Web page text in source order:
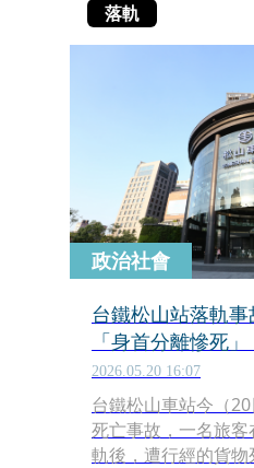
落軌
政治社會
台鐵松山站落軌
「身首分離慘死
2026.05.20 16:07
台鐵松山車站今（
死亡事故，一名旅
軌後，遭行經的貨物